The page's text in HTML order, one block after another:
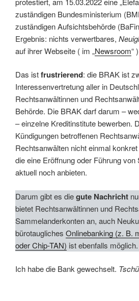
zuständigen Bundesministerium
zuständigen Aufsichtsbehörde
Ergebnis: nichts verwertbares,
auf ihrer Webseite ( im „Newsroom“ )
Das istfrustrierend: die BRAK ist
Interessenvertretung aller in
Rechtsanwältinnen und
Behörde. Die BRAK darf darum –
– einzelne Kreditinstitute bewerben.
Kündigungen betroffenen
Rechtsanwälten nicht einmal
die eine Eröffnung oder Führung
aktuell noch anbieten.
Darum gibt es diegute Nachricht
bietet Rechtsanwältinnen und
Sammelanderkonten an, auch
bürotaugliches Onlinebanking (z. B.
oder Chip-TAN) ist ebenfalls möglich.
Ich habe die Bank gewechselt.